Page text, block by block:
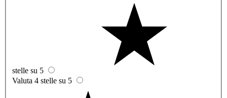
stelle su 5
Valuta 4 stelle su 5